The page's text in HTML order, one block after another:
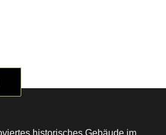
historisches Gebäude im